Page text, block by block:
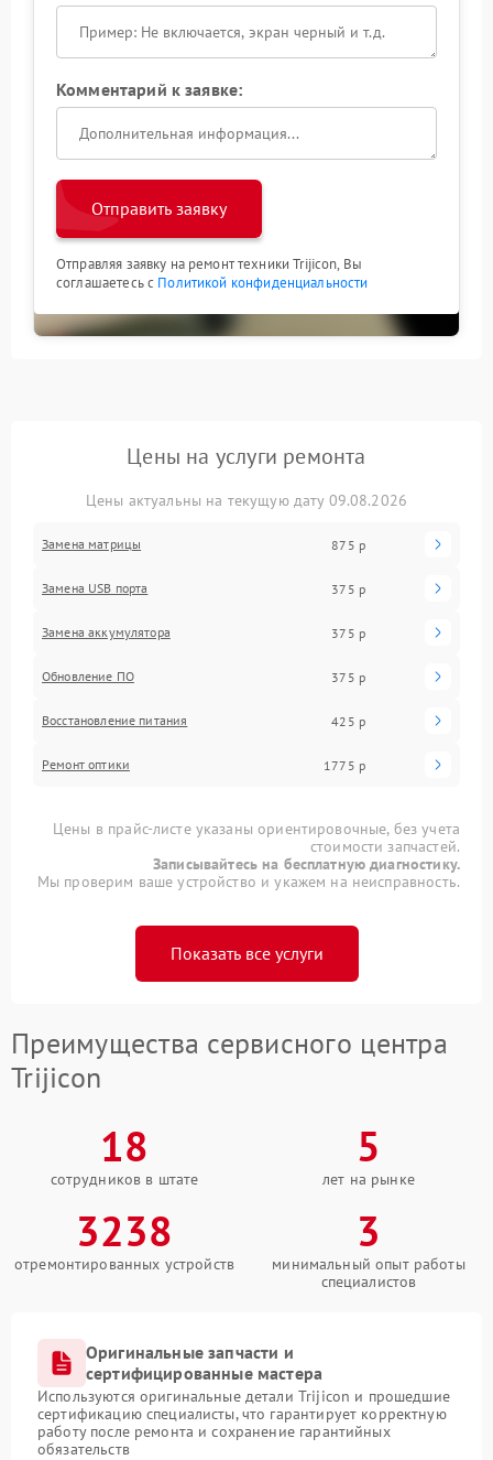
Комментарий к заявке:
Отправить заявку
Отправляя заявку на ремонт техники Trijicon, Вы
соглашаетесь с Политикой конфиденциальности
Цены на услуги ремонта
Цены актуальны на текущую дату 09.08.2026
Замена матрицы 875 р
Замена USB порта 375 р
Замена аккумулятора 375 р
Обновление ПО 375 р
Восстановление питания 425 р
Ремонт оптики 1775 р
Цены в прайс-листе указаны ориентировочные, без учета
стоимости запчастей.
Записывайтесь на бесплатную диагностику.
Мы проверим ваше устройство и укажем на неисправность.
Показать все услуги
Преимущества сервисного центра
Trijicon
18
сотрудников в штате
5
лет на рынке
3238
отремонтированных устройств
3
минимальный опыт работы
специалистов
Оригинальные запчасти и
сертифицированные мастера
Используются оригинальные детали Trijicon и прошедшие
сертификацию специалисты, что гарантирует корректную
работу после ремонта и сохранение гарантийных
обязательств